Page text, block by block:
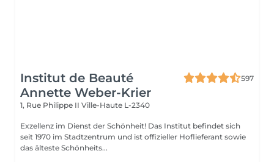
Institut de Beauté
Annette Weber-Krier
597
1, Rue Philippe II Ville-Haute L-2340
Exzellenz im Dienst der Schönheit! Das Institut befindet sich
seit 1970 im Stadtzentrum und ist offizieller Hoflieferant sowie
das älteste Schönheits...